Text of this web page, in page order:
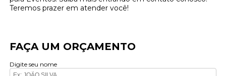
Teremos prazer em atender você!
FAÇA UM ORÇAMENTO
Digite seu nome